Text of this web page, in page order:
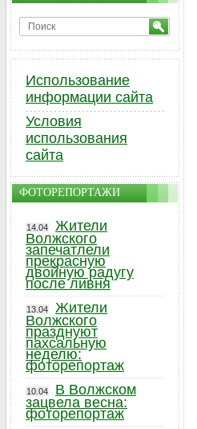
Использование
информации сайта
Условия
использования
сайта
ФОТОРЕПОРТАЖИ
14.04
Жители
Волжского
запечатлели
прекрасную
двойную радугу
после ливня
13.04
Жители
Волжского
празднуют
пахсальную
неделю:
фоторепортаж
10.04
В Волжском
зацвела весна:
фоторепортаж